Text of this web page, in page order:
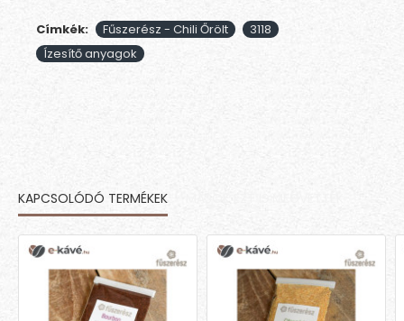
Címkék: Fűszerész - Chili Őrölt
3118
Ízesítő anyagok
KAPCSOLÓDÓ TERMÉKEK